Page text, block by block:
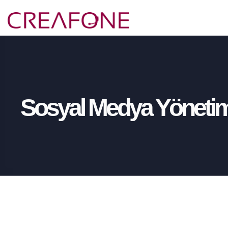
Sosyal Medya